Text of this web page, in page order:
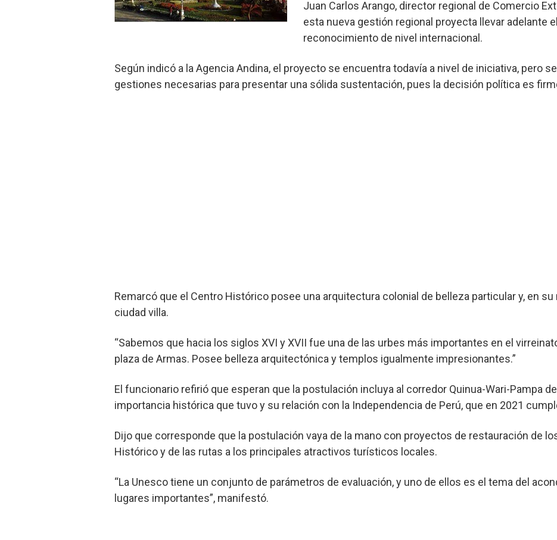
Juan Carlos Arango, director regional de Comercio
esta nueva gestión regional proyecta llevar adelante
reconocimiento de nivel internacional.
Según indicó a la Agencia Andina, el proyecto se encuentra todavía a nivel de iniciativa, pero
gestiones necesarias para presentar una sólida sustentación, pues la decisión política es
Remarcó que el Centro Histórico posee una arquitectura colonial de belleza particular y, en
ciudad villa.
“Sabemos que hacia los siglos XVI y XVII fue una de las urbes más importantes en el
plaza de Armas. Posee belleza arquitectónica y templos igualmente impresionantes.”
El funcionario refirió que esperan que la postulación incluya al corredor Quinua-Wari-Pampa
importancia histórica que tuvo y su relación con la Independencia de Perú, que en 2021
Dijo que corresponde que la postulación vaya de la mano con proyectos de restauración de
Histórico y de las rutas a los principales atractivos turísticos locales.
“La Unesco tiene un conjunto de parámetros de evaluación, y uno de ellos es el tema del
lugares importantes”, manifestó.